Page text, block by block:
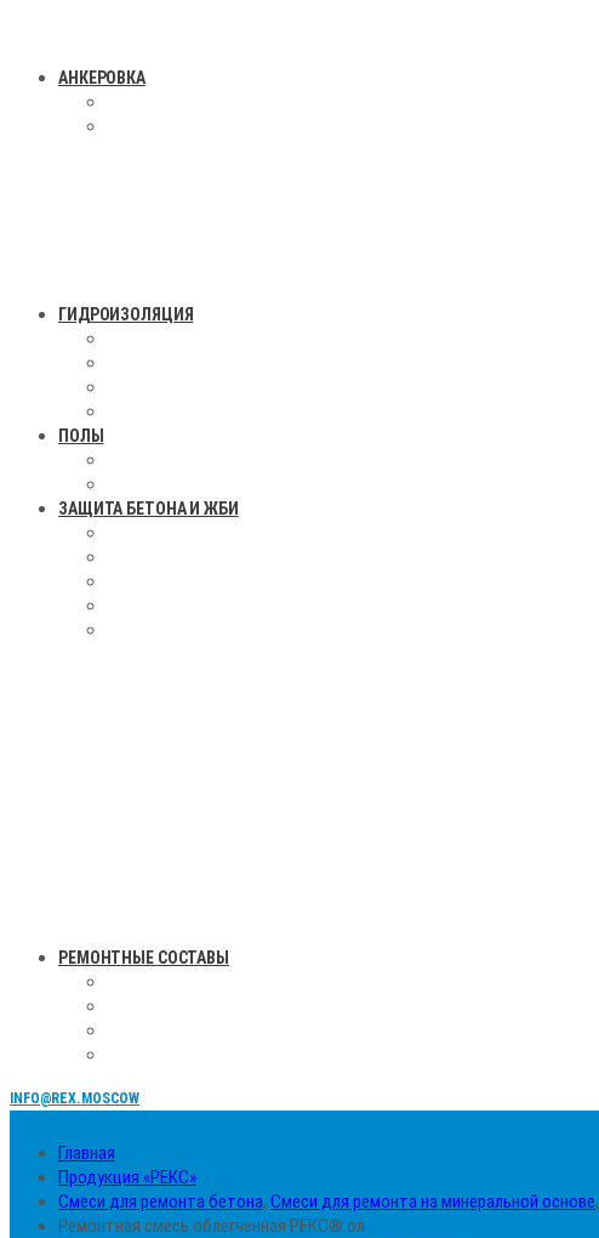
АНКЕРОВКА
ГИДРОИЗОЛЯЦИЯ
ПОЛЫ
ЗАЩИТА БЕТОНА И ЖБИ
РЕМОНТНЫЕ СОСТАВЫ
INFO@REX.MOSCOW
Главная
Продукция «РЕКС»
Смеси для ремонта бетона, Смеси для ремонта на минеральной основе,
Ремонтная смесь облегченная РЕКС® ол